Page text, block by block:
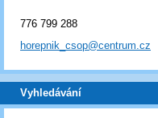
776 799 288
horepnik_csop@centrum.cz
Vyhledávání